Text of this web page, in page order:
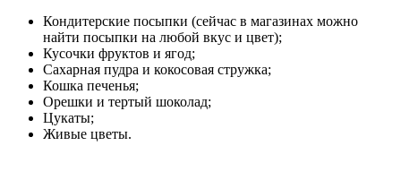
Кондитерские посыпки (сейчас в магазинах можно
найти посыпки на любой вкус и цвет);
Кусочки фруктов и ягод;
Сахарная пудра и кокосовая стружка;
Кошка печенья;
Орешки и тертый шоколад;
Цукаты;
Живые цветы.